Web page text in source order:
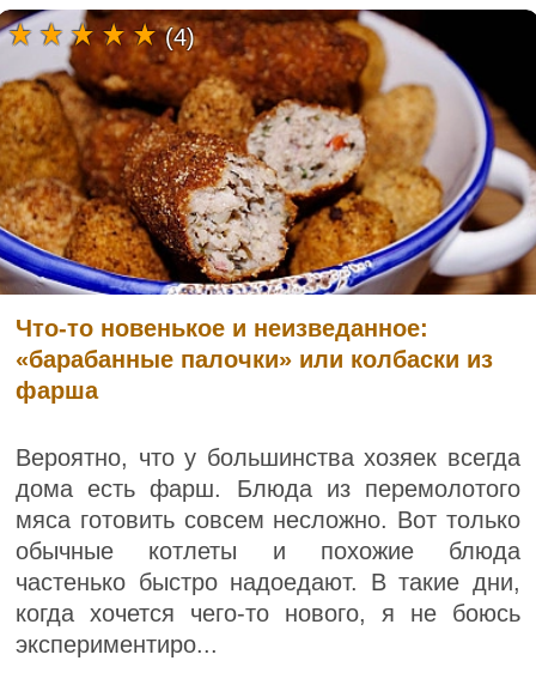
Что-то новенькое и неизведанное:
«барабанные палочки» или колбаски из
фарша
Вероятно, что у большинства хозяек всегда
дома есть фарш. Блюда из перемолотого
мяса готовить совсем несложно. Вот только
обычные котлеты и похожие блюда
частенько быстро надоедают. В такие дни,
когда хочется чего-то нового, я не боюсь
экспериментиро...
(4)